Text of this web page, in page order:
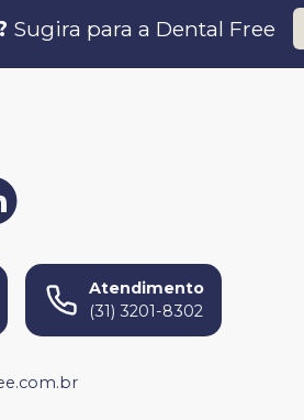
Sugira para a Dental Free
Atendimento
(31) 3201-8302